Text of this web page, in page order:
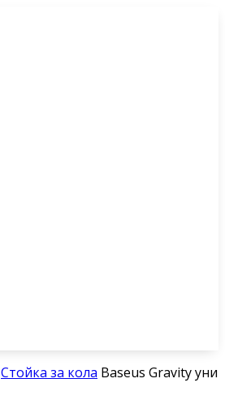
Стойка за кола Baseus Gravity